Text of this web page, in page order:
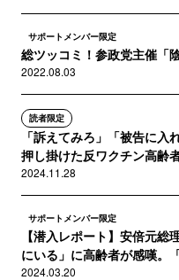
サポートメンバー限定
総ツッコミ！参政党主催「
2022.08.03
読者限定
「訴えてみろ」「被告に入
押し掛けた反ワクチン高齢
2024.11.28
サポートメンバー限定
【潜入レポート】安倍元総
にいる」に高齢者が感嘆。
2024.03.20